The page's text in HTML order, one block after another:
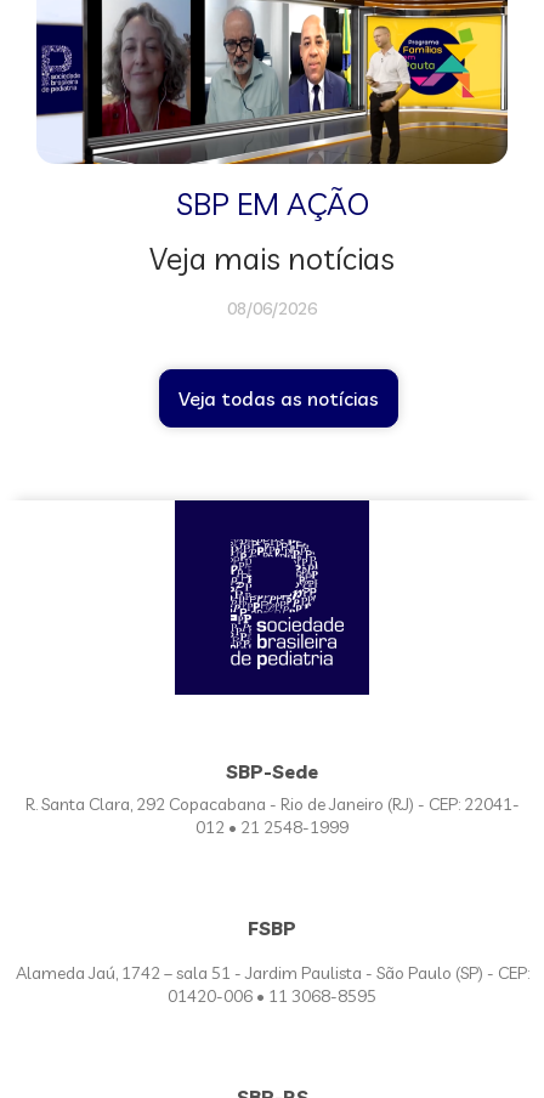
SBP EM AÇÃO
Veja mais notícias
08/06/2026
Veja todas as notícias
SBP-Sede
R. Santa Clara, 292 Copacabana - Rio de Janeiro (RJ) - CEP: 22041-
012 • 21 2548-1999
FSBP
Alameda Jaú, 1742 – sala 51 - Jardim Paulista - São Paulo (SP) - CEP:
01420-006 • 11 3068-8595